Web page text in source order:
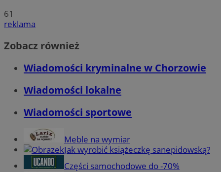
61
reklama
Zobacz również
Wiadomości kryminalne w Chorzowie
Wiadomości lokalne
Wiadomości sportowe
Meble na wymiar
Jak wyrobić książeczkę sanepidowską?
Części samochodowe do -70%